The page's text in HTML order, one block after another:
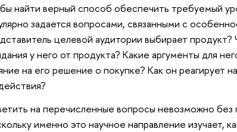
найти верный способ обеспечить требуемый
задается вопросами, связанными с
целевой аудитории выбирает
у него от продукта? Какие аргументы для
на его решение о покупке? Как он реагирует
на перечисленные вопросы невозможно без
именно это научное направление изучает,